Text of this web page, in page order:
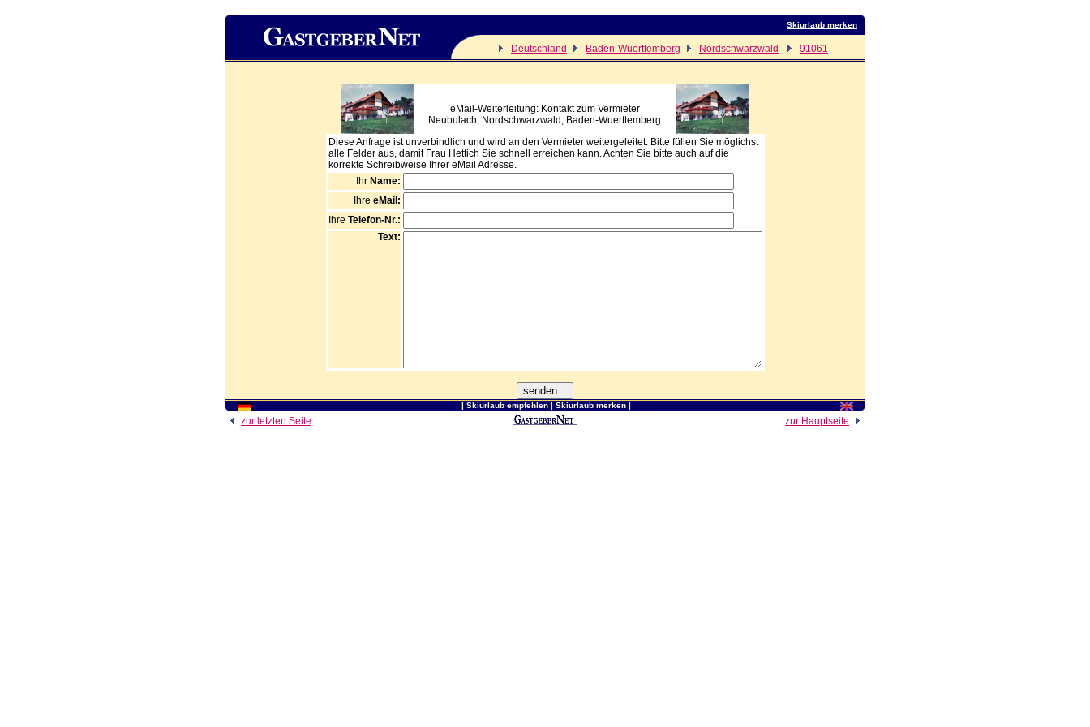
Skiurlaub merken
Deutschland Baden-Wuerttemberg Nordschwarzwald 91061
eMail-Weiterleitung: Kontakt zum Vermieter
Neubulach, Nordschwarzwald, Baden-Wuerttemberg
Diese Anfrage ist unverbindlich und wird an den Vermieter weitergeleitet. Bitte füllen Sie möglichst
alle Felder aus, damit Frau Hettich Sie schnell erreichen kann. Achten Sie bitte auch auf die
korrekte Schreibweise Ihrer eMail Adresse.
Ihr Name:
Ihre eMail:
Ihre Telefon-Nr.:
Text:
| Skiurlaub empfehlen| Skiurlaub merken|
zur letzten Seite zur Hauptseite